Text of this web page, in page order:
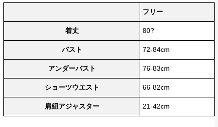
フリー
着丈 80?
バスト 72-84cm
アンダーバスト 76-83cm
ショーツウエスト 66-82cm
肩紐アジャスター 21-42cm